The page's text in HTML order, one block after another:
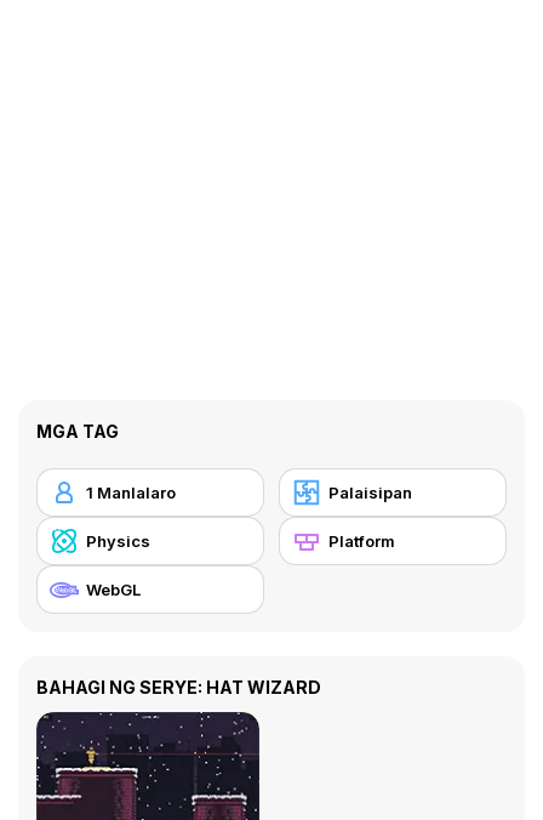
MGA TAG
1 Manlalaro Palaisipan
Physics Platform
WebGL
BAHAGI NG SERYE: HAT WIZARD